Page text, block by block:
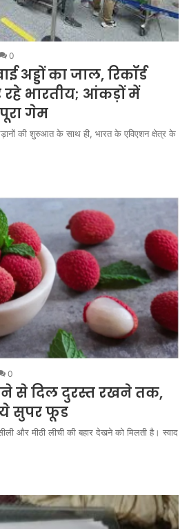
0
अड्डों का जाल, रिकॉर्ड
रहे भारतीय; आंकड़ों में
गेम
की शुरुआत के साथ ही, भारत के एविएशन क्षेत्र के
0
से दिल दुरस्त रखने तक,
सुपर फूड
और मीठी लीची की बहार देखने को मिलती है। स्वाद